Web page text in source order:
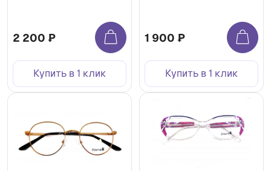
2 200 ₽
Купить в 1 клик
1 900 ₽
Купить в 1 клик